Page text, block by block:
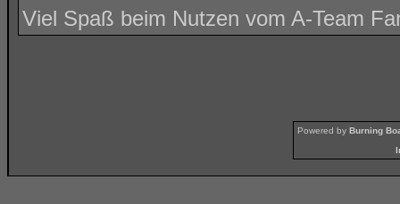
Viel Spaß beim Nutzen vom A-Team
Powered by Burning